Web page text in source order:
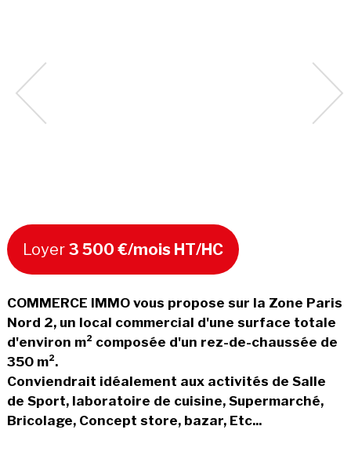
Loyer 3 500 €/mois HT/HC
COMMERCE IMMO vous propose sur la Zone Paris
Nord 2, un local commercial d'une surface totale
d'environ m² composée d'un rez-de-chaussée de
350 m².
Conviendrait idéalement aux activités de Salle
de Sport, laboratoire de cuisine, Supermarché,
Bricolage, Concept store, bazar, Etc...